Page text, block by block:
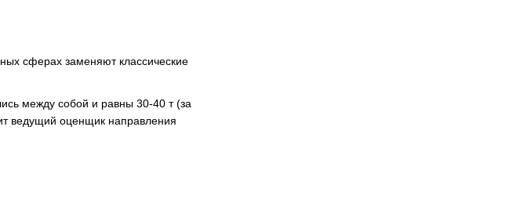
сферах заменяют классические
между собой и равны 30-40 т (за
ведущий оценщик направления